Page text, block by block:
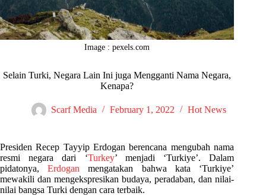
Image : pexels.com
Selain Turki, Negara Lain Ini juga Mengganti Nama Negara,
Kenapa?
Scarf Media February 1, 2022 Hot News
Presiden Recep Tayyip Erdogan berencana mengubah nama
resmi negara dari ‘Turkey’ menjadi ‘Turkiye’. Dalam
pidatonya,Erdogan mengatakan bahwa kata ‘Turkiye’
mewakili dan mengekspresikan budaya, peradaban, dan nilai-
nilai bangsa Turki dengan cara terbaik.